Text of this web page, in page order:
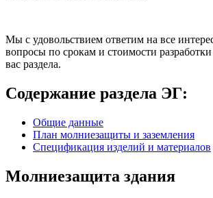
Мы с удовольствием ответим на все
вопросы по срокам и стоимости
вас раздела.
Содержание раздела ЭГ:
Общие данные
План молниезащиты и заземления
Спецификация изделий и материалов
Молниезащита здания